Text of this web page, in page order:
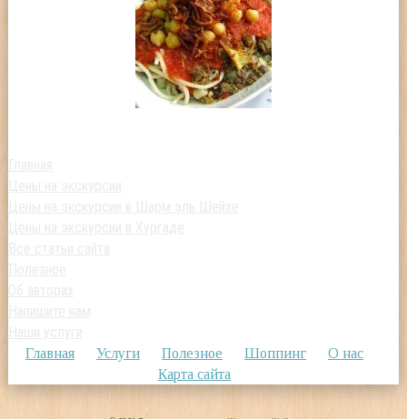
Главная Услуги Полезное Шоппинг
О нас
Карта сайта